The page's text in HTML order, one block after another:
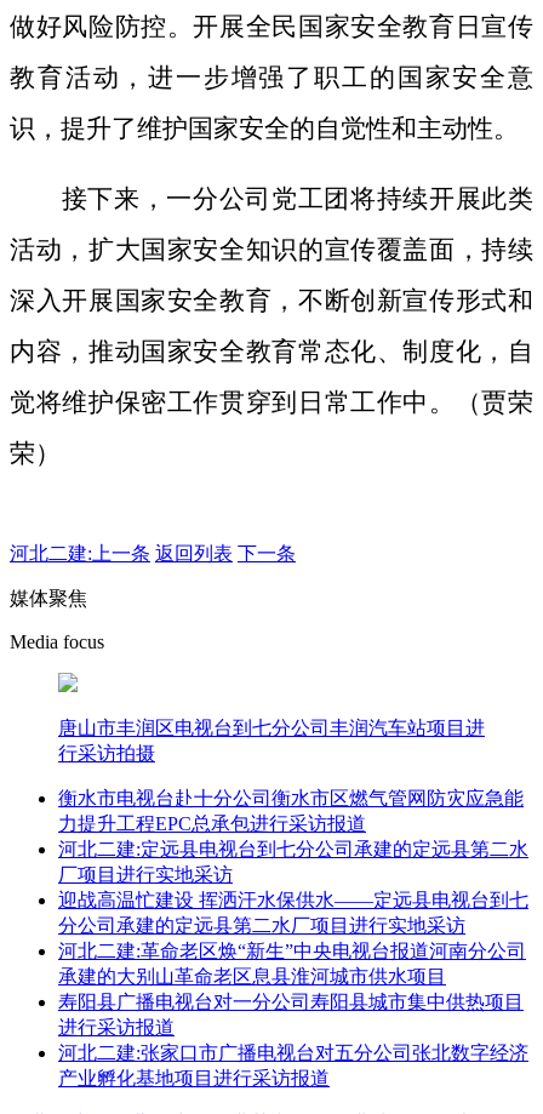
做好风险防控。开展全民国家安全教育日宣传
教育活动，进一步增强了职工的国家安全意
识，提升了维护国家安全的自觉性和主动性。
接下来，一分公司党工团将持续开展此类
活动，扩大国家安全知识的宣传覆盖面，持续
深入开展国家安全教育，不断创新宣传形式和
内容，推动国家安全教育常态化、制度化，自
觉将维护保密工作贯穿到日常工作中。（贾荣
荣）
河北二建: 上一条 返回列表 下一条
媒体聚焦
Media focus
唐山市丰润区电视台到七分公司丰润汽车站项目进
行采访拍摄
衡水市电视台赴十分公司衡水市区燃气管网防灾应急能
力提升工程EPC总承包进行采访报道
河北二建:定远县电视台到七分公司承建的定远县第二水
厂项目进行实地采访
迎战高温忙建设 挥洒汗水保供水——定远县电视台到七
分公司承建的定远县第二水厂项目进行实地采访
河北二建:革命老区焕“新生”中央电视台报道河南分公司
承建的大别山革命老区息县淮河城市供水项目
寿阳县广播电视台对一分公司寿阳县城市集中供热项目
进行采访报道
河北二建:张家口市广播电视台对五分公司张北数字经济
产业孵化基地项目进行采访报道